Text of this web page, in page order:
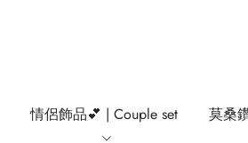
情侶飾品💕 | Couple set 莫桑